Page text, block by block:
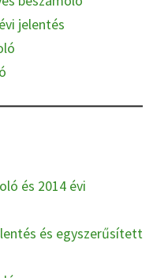
jelentés
és 2014 évi
és egyszerűsített